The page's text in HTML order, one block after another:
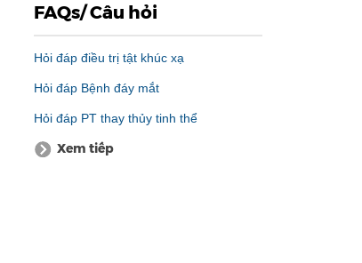
FAQs/ Câu hỏi
Hỏi đáp điều trị tật khúc xạ
Hỏi đáp Bệnh đáy mắt
Hỏi đáp PT thay thủy tinh thể
Xem tiếp